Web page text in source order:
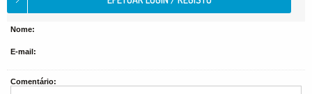
Nome:
E-mail:
Comentário: